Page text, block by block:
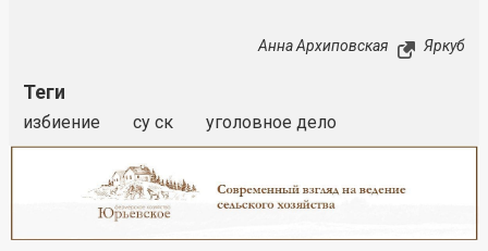
Анна Архиповская Яркуб
Теги
избиение су ск уголовное дело